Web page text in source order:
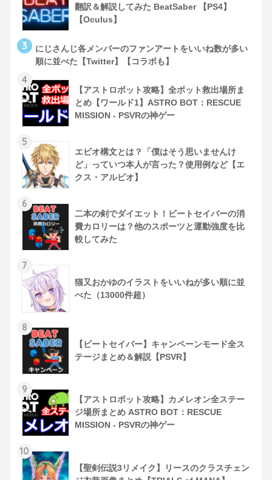
翻訳＆解説してみた BeatSaber 【PS4】
【Oculus】
3
にじさんじ各メンバーのファンアートをいいね数が多い
順に並べた【Twitter】【コラボも】
4
【アストロボット攻略】全ボット救出場所ま
とめ【ワールド1】ASTRO BOT：RESCUE
MISSION - PSVRの神ゲー
5
エビオ構文とは？「僕はそう思いませんけ
ど」っていつ本人が言った？使用例など【エ
クス・アルビオ】
6
二本の剣でダイエット！ビートセイバーの消
費カロリーは？他のスポーツと運動強度を比
較してみた
7
猫又おかゆのイラストをいいねが多い順に並
べた（13000件超）
8
【ビートセイバー】キャンペーンモード全ス
テージまとめ＆解説【PSVR】
9
【アストロボット攻略】カメレオン全ステー
ジ場所まとめ ASTRO BOT：RESCUE
MISSION - PSVRの神ゲー
10
【聖剣伝説3リメイク】リースのクラスチェン